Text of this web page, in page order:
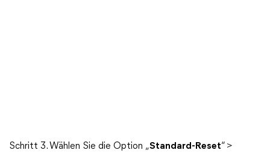
Schritt 3. Wählen Sie die Option „Standard-Reset“ >